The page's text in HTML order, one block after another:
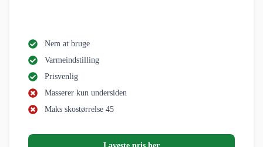
Nem at bruge
Varmeindstilling
Prisvenlig
Masserer kun undersiden
Maks skostørrelse 45